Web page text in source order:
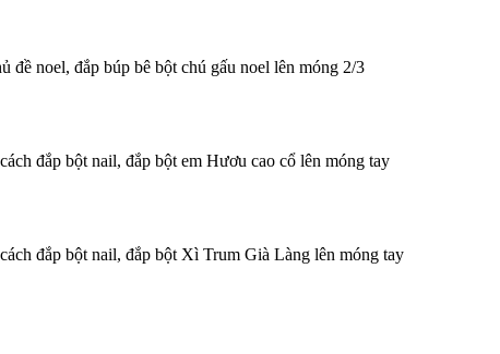
đề noel, đắp búp bê bột chú gấu noel lên móng 2/3
đắp bột nail, đắp bột em Hươu cao cổ lên móng tay
đắp bột nail, đắp bột Xì Trum Già Làng lên móng tay